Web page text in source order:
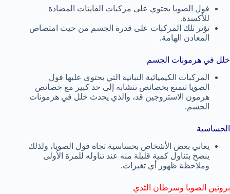
فول الصويا يحتوي على مركبات الفايتات المضادة
للأكسدة.
تؤثر تلك المركبات على قدرة الجسم من حيث امتصاص
المعادن الهامة.
خلل في هرمونات الجسم
المركبات الكيميائية النباتية التي يحتوي عليها فول
الصويا تتمتع بخصائص تتشابه إلى حد كبير مع خصائص
هرمون الاستروجين قد، والذي يحدث خلل في هرمونات
الجسم.
الحساسية
يعاني بعض الأشخاص بحساسية تجاه فول الصويا، ولذلك
ينصح بتناول كمية قليلة منه عند تناوله للمرة الأولى
وملاحظة ظهور أي تغيرات.
بروتين الصويا وسرطان الثدي